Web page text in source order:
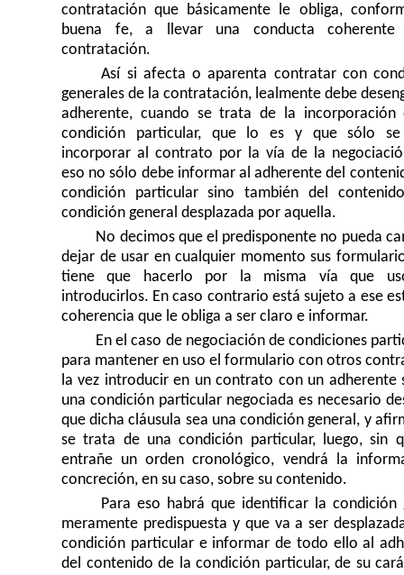
contratación que básicamente le obliga,
buena fe, a llevar una conducta
contratación.
Así si afecta o aparenta contratar con
generales de la contratación, lealmente debe
adherente, cuando se trata de la incorporación
condición particular, que lo es y que sólo se
incorporar al contrato por la vía de la
eso no sólo debe informar al adherente del
condición particular sino también del
condición general desplazada por aquella.
No decimos que el predisponente no pueda
dejar de usar en cualquier momento sus
tiene que hacerlo por la misma vía que
introducirlos. En caso contrario está sujeto a ese
coherencia que le obliga a ser claro e informar.
En el caso de negociación de condiciones
para mantener en uso el formulario con otros
la vez introducir en un contrato con un adherente
una condición particular negociada es necesario
que dicha cláusula sea una condición general, y
se trata de una condición particular, luego, sin
entrañe un orden cronológico, vendrá la
concreción, en su caso, sobre su contenido.
Para eso habrá que identificar la condición
meramente predispuesta y que va a ser
condición particular e informar de todo ello al
del contenido de la condición particular, de su